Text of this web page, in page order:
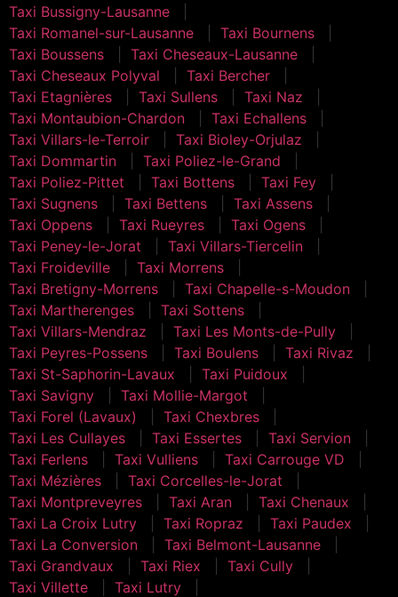
Taxi Bussigny-Lausanne
Taxi Romanel-sur-Lausanne
Taxi Bournens
Taxi Boussens
Taxi Cheseaux-Lausanne
Taxi Cheseaux Polyval
Taxi Bercher
Taxi Etagnières
Taxi Sullens
Taxi Naz
Taxi Montaubion-Chardon
Taxi Echallens
Taxi Villars-le-Terroir
Taxi Bioley-Orjulaz
Taxi Dommartin
Taxi Poliez-le-Grand
Taxi Poliez-Pittet
Taxi Bottens
Taxi Fey
Taxi Sugnens
Taxi Bettens
Taxi Assens
Taxi Oppens
Taxi Rueyres
Taxi Ogens
Taxi Peney-le-Jorat
Taxi Villars-Tiercelin
Taxi Froideville
Taxi Morrens
Taxi Bretigny-Morrens
Taxi Chapelle-s-Moudon
Taxi Martherenges
Taxi Sottens
Taxi Villars-Mendraz
Taxi Les Monts-de-Pully
Taxi Peyres-Possens
Taxi Boulens
Taxi Rivaz
Taxi St-Saphorin-Lavaux
Taxi Puidoux
Taxi Savigny
Taxi Mollie-Margot
Taxi Forel (Lavaux)
Taxi Chexbres
Taxi Les Cullayes
Taxi Essertes
Taxi Servion
Taxi Ferlens
Taxi Vulliens
Taxi Carrouge VD
Taxi Mézières
Taxi Corcelles-le-Jorat
Taxi Montpreveyres
Taxi Aran
Taxi Chenaux
Taxi La Croix Lutry
Taxi Ropraz
Taxi Paudex
Taxi La Conversion
Taxi Belmont-Lausanne
Taxi Grandvaux
Taxi Riex
Taxi Cully
Taxi Villette
Taxi Lutry